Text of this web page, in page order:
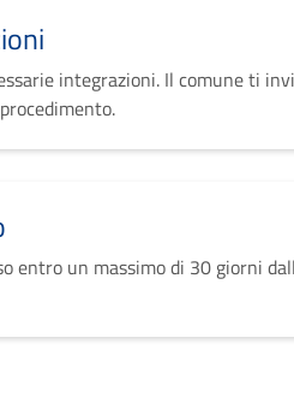
integrazioni. Il comune ti
entro un massimo di 30 giorni